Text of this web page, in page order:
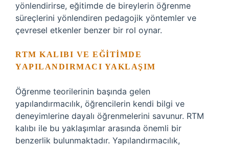
yönlendirirse, eğitimde de bireylerin öğrenme
süreçlerini yönlendiren pedagojik yöntemler ve
çevresel etkenler benzer bir rol oynar.
RTM KALIBI VE EĞITIMDE
YAPILANDIRMACI YAKLAŞIM
Öğrenme teorilerinin başında gelen
yapılandırmacılık, öğrencilerin kendi bilgi ve
deneyimlerine dayalı öğrenmelerini savunur. RTM
kalıbı ile bu yaklaşımlar arasında önemli bir
benzerlik bulunmaktadır. Yapılandırmacılık,